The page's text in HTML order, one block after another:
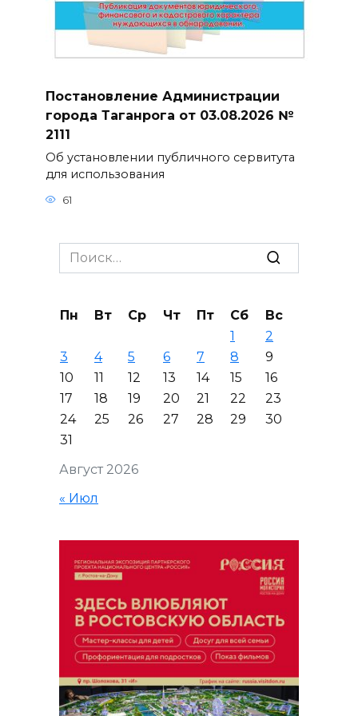
Постановление Администрации
города Таганрога от 03.08.2026 №
2111
Об установлении публичного сервитута
для использования
61
Search
for:
Август 2026
Пн Вт Ср Чт Пт Сб
Вс
1
2
3
4 5 6 7 8
9
10
11 12 13 14 15
16
17
18 19 20 21 22
23
24
25 26 27 28 29
30
31
« Июл